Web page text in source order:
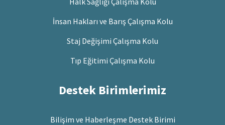
İnsan Hakları ve Barış Çalışma Kolu
Staj Değişimi Çalışma Kolu
Tıp Eğitimi Çalışma Kolu
Destek Birimlerimiz
Bilişim ve Haberleşme Destek Birimi